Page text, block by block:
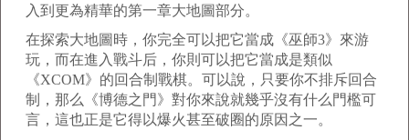
入到更為精華的第一章大地圖部分。
在探索大地圖時，你完全可以把它當成《巫師3》來游
玩，而在進入戰斗后，你則可以把它當成是類似
《XCOM》的回合制戰棋。可以說，只要你不排斥回合
制，那么《博德之門》對你來說就幾乎沒有什么門檻可
言，這也正是它得以爆火甚至破圈的原因之一。